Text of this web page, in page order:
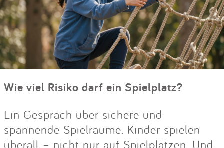
Wie viel Risiko darf ein Spielplatz?
Ein Gespräch über sichere und
spannende Spielräume. Kinder spielen
überall – nicht nur auf Spielplätzen. Und